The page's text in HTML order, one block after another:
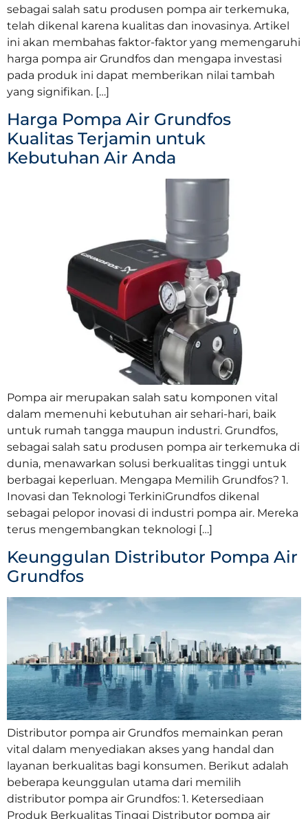
sebagai salah satu produsen pompa air terkemuka,
telah dikenal karena kualitas dan inovasinya. Artikel
ini akan membahas faktor-faktor yang memengaruhi
harga pompa air Grundfos dan mengapa investasi
pada produk ini dapat memberikan nilai tambah
yang signifikan. […]
Harga Pompa Air Grundfos
Kualitas Terjamin untuk
Kebutuhan Air Anda
Pompa air merupakan salah satu komponen vital
dalam memenuhi kebutuhan air sehari-hari, baik
untuk rumah tangga maupun industri. Grundfos,
sebagai salah satu produsen pompa air terkemuka di
dunia, menawarkan solusi berkualitas tinggi untuk
berbagai keperluan. Mengapa Memilih Grundfos? 1.
Inovasi dan Teknologi TerkiniGrundfos dikenal
sebagai pelopor inovasi di industri pompa air. Mereka
terus mengembangkan teknologi […]
Keunggulan Distributor Pompa Air
Grundfos
Distributor pompa air Grundfos memainkan peran
vital dalam menyediakan akses yang handal dan
layanan berkualitas bagi konsumen. Berikut adalah
beberapa keunggulan utama dari memilih
distributor pompa air Grundfos: 1. Ketersediaan
Produk Berkualitas Tinggi Distributor pompa air